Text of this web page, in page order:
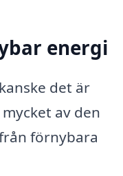
energi
det är
av den
förnybara